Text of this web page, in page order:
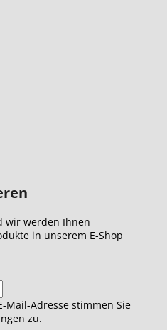
wir werden Ihnen
in unserem E-Shop
Mail-Adresse stimmen Sie
zu.